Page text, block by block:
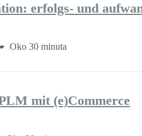
erfolgs- und
Oko 30 minuta
mit (e)Commerce